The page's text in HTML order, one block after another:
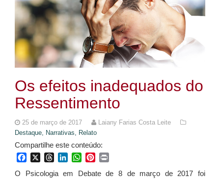
Os efeitos inadequados do
Ressentimento
25 de março de 2017
Laiany Farias Costa Leite
Destaque, Narrativas, Relato
Compartilhe este conteúdo:
FacebookThreadsLinkedInWhatsApp
Pinterest
O Psicologia em Debate de 8 de março de 2017 foi